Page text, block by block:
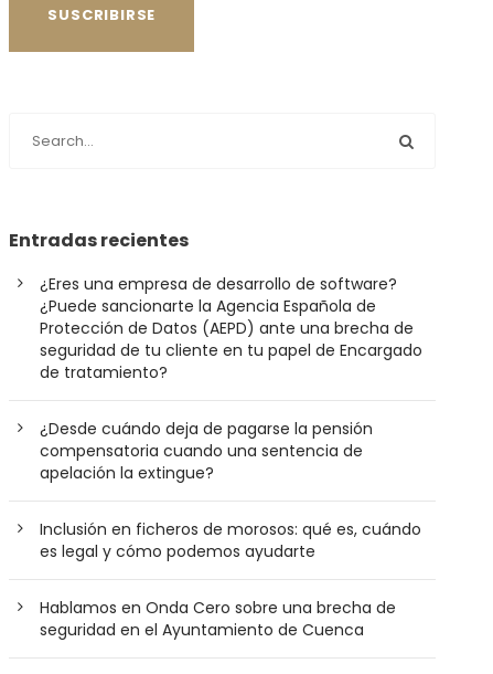
Entradas recientes
¿Eres una empresa de desarrollo de software?
¿Puede sancionarte la Agencia Española de
Protección de Datos (AEPD) ante una brecha de
seguridad de tu cliente en tu papel de Encargado
de tratamiento?
¿Desde cuándo deja de pagarse la pensión
compensatoria cuando una sentencia de
apelación la extingue?
Inclusión en ficheros de morosos: qué es, cuándo
es legal y cómo podemos ayudarte
Hablamos en Onda Cero sobre una brecha de
seguridad en el Ayuntamiento de Cuenca